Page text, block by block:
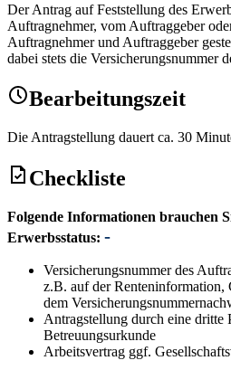
Der Antrag auf Feststellung des
Auftragnehmer, vom Auftraggeber
Auftragnehmer und Auftraggeber
dabei stets die Versicherungsnummer
Bearbeitungszeit
Die Antragstellung dauert ca. 30
Checkliste
Folgende Informationen brauchen
Erwerbsstatus:
Versicherungsnummer des
z.B. auf der Renteninformation,
dem
Antragstellung durch eine dritte
Betreuungsurkunde
Arbeitsvertrag ggf.